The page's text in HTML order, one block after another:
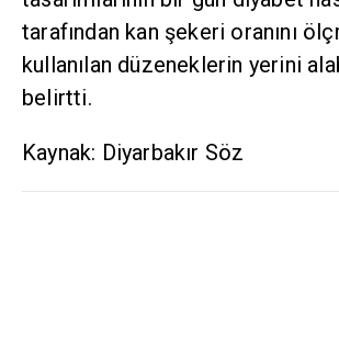
tarafından kan şekeri oranını
kullanılan düzeneklerin yerini
belirtti.
Kaynak: Diyarbakır Söz